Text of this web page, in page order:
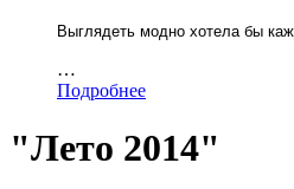
Выглядеть модно хотела бы
…
Подробнее
"Лето 2014"